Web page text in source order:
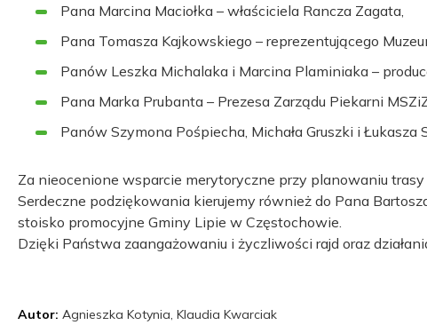
Pana Marcina Maciołka – właściciela Rancza Zagata,
Pana Tomasza Kajkowskiego – reprezentującego
Panów Leszka Michalaka i Marcina Plaminiaka –
Pana Marka Prubanta – Prezesa Zarządu Piekarni MSZiZ
Panów Szymona Pośpiecha, Michała Gruszki i
Za nieocenione wsparcie merytoryczne przy planowaniu
Serdeczne podziękowania kierujemy również do Pana
stoisko promocyjne Gminy Lipie w Częstochowie.
Dzięki Państwa zaangażowaniu i życzliwości rajd oraz
Autor: Agnieszka Kotynia, Klaudia Kwarciak